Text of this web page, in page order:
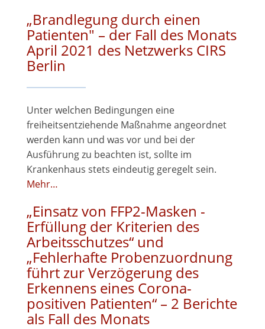
„Brandlegung durch einen
Patienten" – der Fall des Monats
April 2021 des Netzwerks CIRS
Berlin
Unter welchen Bedingungen eine
freiheitsentziehende Maßnahme angeordnet
werden kann und was vor und bei der
Ausführung zu beachten ist, sollte im
Krankenhaus stets eindeutig geregelt sein.
Mehr…
„Einsatz von FFP2-Masken -
Erfüllung der Kriterien des
Arbeitsschutzes“ und
„Fehlerhafte Probenzuordnung
führt zur Verzögerung des
Erkennens eines Corona-
positiven Patienten“ – 2 Berichte
als Fall des Monats